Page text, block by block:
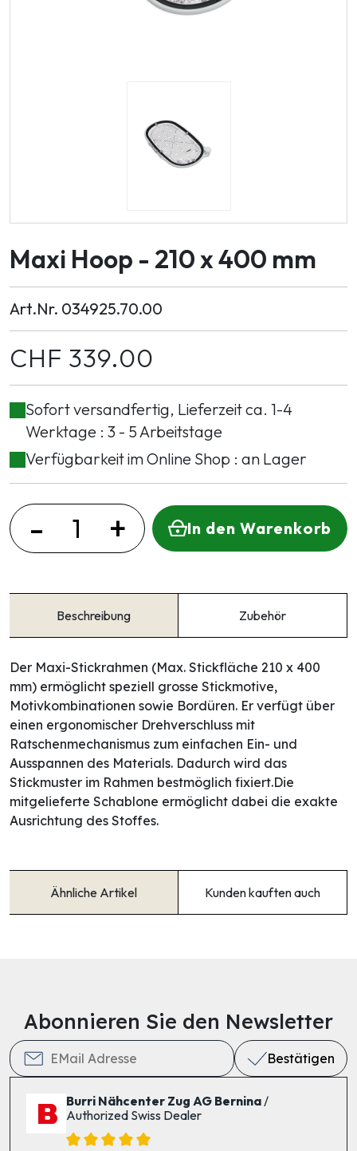
Maxi Hoop - 210 x 400 mm
Art.Nr. 034925.70.00
CHF 339.00
Sofort versandfertig, Lieferzeit ca. 1-4
Werktage : 3 - 5 Arbeitstage
Verfügbarkeit im Online Shop : an Lager
- + In den Warenkorb
Beschreibung Zubehör
Der Maxi-Stickrahmen (Max. Stickfläche 210 x 400
mm) ermöglicht speziell grosse Stickmotive,
Motivkombinationen sowie Bordüren. Er verfügt über
einen ergonomischer Drehverschluss mit
Ratschenmechanismus zum einfachen Ein- und
Ausspannen des Materials. Dadurch wird das
Stickmuster im Rahmen bestmöglich fixiert.Die
mitgelieferte Schablone ermöglicht dabei die exakte
Ausrichtung des Stoffes.
Ähnliche Artikel Kunden kauften auch
Abonnieren Sie den Newsletter
Bestätigen
Burri Nähcenter Zug AG Bernina /
Authorized Swiss Dealer